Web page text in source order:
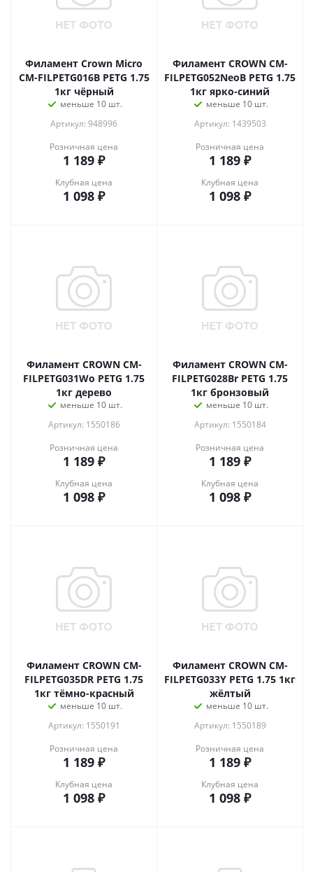
Филамент Crown Micro
CM-FILPETG016B PETG 1.75
1кг чёрный
меньше 10 шт.
Артикул: 948996
Розничная цена
1 189 ₽
Клубная цена
1 098 ₽
Филамент CROWN CM-
FILPETG052NeoB PETG 1.75
1кг ярко-синий
меньше 10 шт.
Артикул: 1439503
Розничная цена
1 189 ₽
Клубная цена
1 098 ₽
Филамент CROWN CM-
FILPETG031Wo PETG 1.75
1кг дерево
меньше 10 шт.
Артикул: 1550186
Розничная цена
1 189 ₽
Клубная цена
1 098 ₽
Филамент CROWN CM-
FILPETG028Br PETG 1.75
1кг бронзовый
меньше 10 шт.
Артикул: 1550184
Розничная цена
1 189 ₽
Клубная цена
1 098 ₽
Филамент CROWN CM-
FILPETG035DR PETG 1.75
1кг тёмно-красный
меньше 10 шт.
Артикул: 1550191
Розничная цена
1 189 ₽
Клубная цена
1 098 ₽
Филамент CROWN CM-
FILPETG033Y PETG 1.75 1кг
жёлтый
меньше 10 шт.
Артикул: 1550189
Розничная цена
1 189 ₽
Клубная цена
1 098 ₽